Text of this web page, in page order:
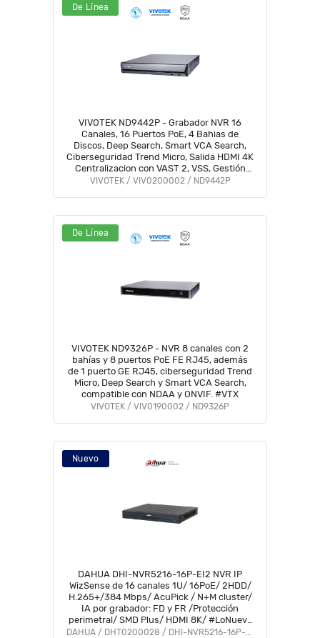
De Línea
VIVOTEK ND9442P - Grabador NVR 16
Canales, 16 Puertos PoE, 4 Bahias de
Discos, Deep Search, Smart VCA Search,
Ciberseguridad Trend Micro, Salida HDMI 4K
Centralizacion con VAST 2, VSS, Gestión
PoE, Grabacion de 192Mbps, ONVIF, NDAA
VIVOTEK / VIV0200002 / ND9442P
De Línea
VIVOTEK ND9326P - NVR 8 canales con 2
bahías y 8 puertos PoE FE RJ45, además
de 1 puerto GE RJ45, ciberseguridad Trend
Micro, Deep Search y Smart VCA Search,
compatible con NDAA y ONVIF. #VTX
VIVOTEK / VIV0190002 / ND9326P
Nuevo
DAHUA DHI-NVR5216-16P-EI2 NVR IP
WizSense de 16 canales 1U/ 16PoE/ 2HDD/
H.265+/384 Mbps/ AcuPick / N+M cluster/
IA por grabador: FD y FR /Protección
perimetral/ SMD Plus/ HDMI 8K/ #LoNuevo
#NPAIP
DAHUA / DHT0200028 / DHI-NVR5216-16P-EI2